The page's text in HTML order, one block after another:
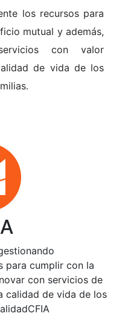
los recursos para
mutual y además,
con valor
de vida de los
para cumplir con la
con servicios de
calidad de vida de los